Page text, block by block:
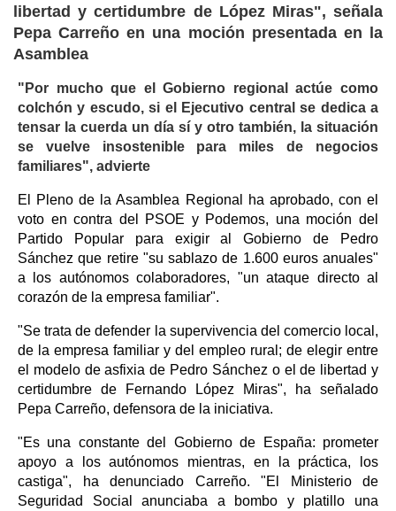
libertad y certidumbre de López Miras", señala
Pepa Carreño en una moción presentada en la
Asamblea
"Por mucho que el Gobierno regional actúe como
colchón y escudo, si el Ejecutivo central se dedica a
tensar la cuerda un día sí y otro también, la situación
se vuelve insostenible para miles de negocios
familiares", advierte
El Pleno de la Asamblea Regional ha aprobado, con el
voto en contra del PSOE y Podemos, una moción del
Partido Popular para exigir al Gobierno de Pedro
Sánchez que retire "su sablazo de 1.600 euros anuales"
a los autónomos colaboradores, "un ataque directo al
corazón de la empresa familiar".
"Se trata de defender la supervivencia del comercio local,
de la empresa familiar y del empleo rural; de elegir entre
el modelo de asfixia de Pedro Sánchez o el de libertad y
certidumbre de Fernando López Miras", ha señalado
Pepa Carreño, defensora de la iniciativa.
"Es una constante del Gobierno de España: prometer
apoyo a los autónomos mientras, en la práctica, los
castiga", ha denunciado Carreño. "El Ministerio de
Seguridad Social anunciaba a bombo y platillo una